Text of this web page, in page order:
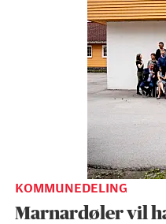
KOMMUNEDELING
Marnardøler vil